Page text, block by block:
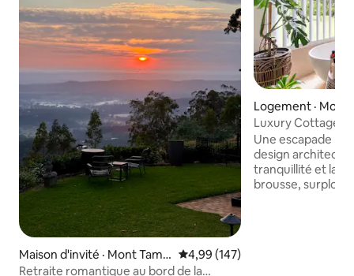
Maison d'invité · Mont Tamb
orine
Note moyenne de 4,99 sur 5,
4,99 (147)
Retraite romantique au bord de la
Logement · Mont
Luxury Cottage
@ Mt Cotton
lagon)
Une escapade
design
tranquillité et la
brousse,